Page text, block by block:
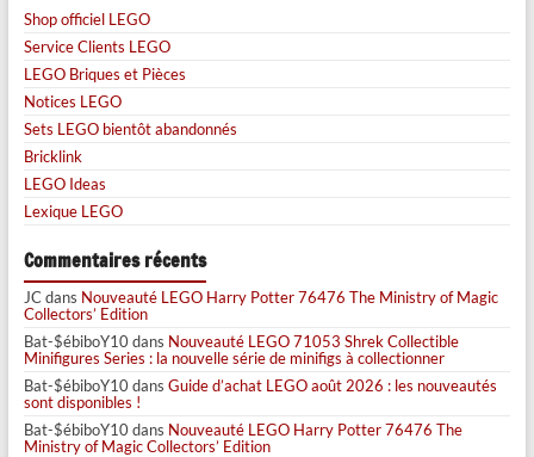
Shop officiel LEGO
Service Clients LEGO
LEGO Briques et Pièces
Notices LEGO
Sets LEGO bientôt abandonnés
Bricklink
LEGO Ideas
Lexique LEGO
Commentaires récents
JCdans Nouveauté LEGO Harry Potter 76476 The Ministry of Magic
Collectors’ Edition
Bat-$ébiboY10dans Nouveauté LEGO 71053 Shrek Collectible
Minifigures Series : la nouvelle série de minifigs à collectionner
Bat-$ébiboY10dans Guide d’achat LEGO août 2026 : les nouveautés
sont disponibles !
Bat-$ébiboY10dans Nouveauté LEGO Harry Potter 76476 The
Ministry of Magic Collectors’ Edition